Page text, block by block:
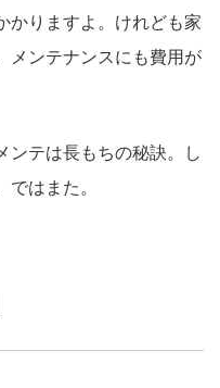
かりますよ。けれども家
メンテナンスにも費用が
ンテは長もちの秘訣。し
はまた。